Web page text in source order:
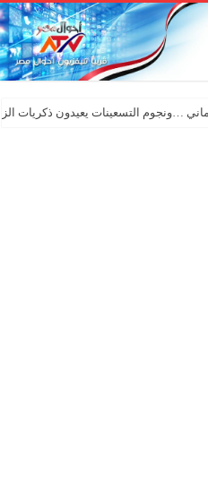
…ونجوم التسعينات يعيدون ذكريات